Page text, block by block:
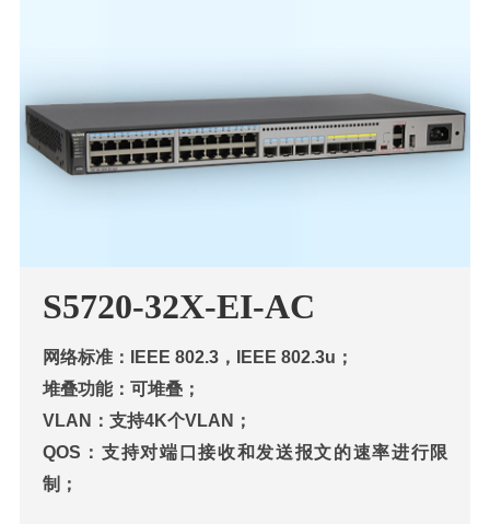
S5720-32X-EI-AC
网络标准：IEEE 802.3，IEEE 802.3u；
堆叠功能：可堆叠；
VLAN：支持4K个VLAN；
QOS：支持对端口接收和发送报文的速率进行限
制；